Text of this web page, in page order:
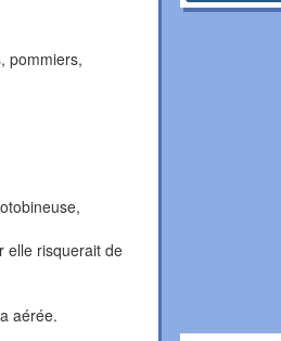
pommiers,
elle risquerait de
aérée.